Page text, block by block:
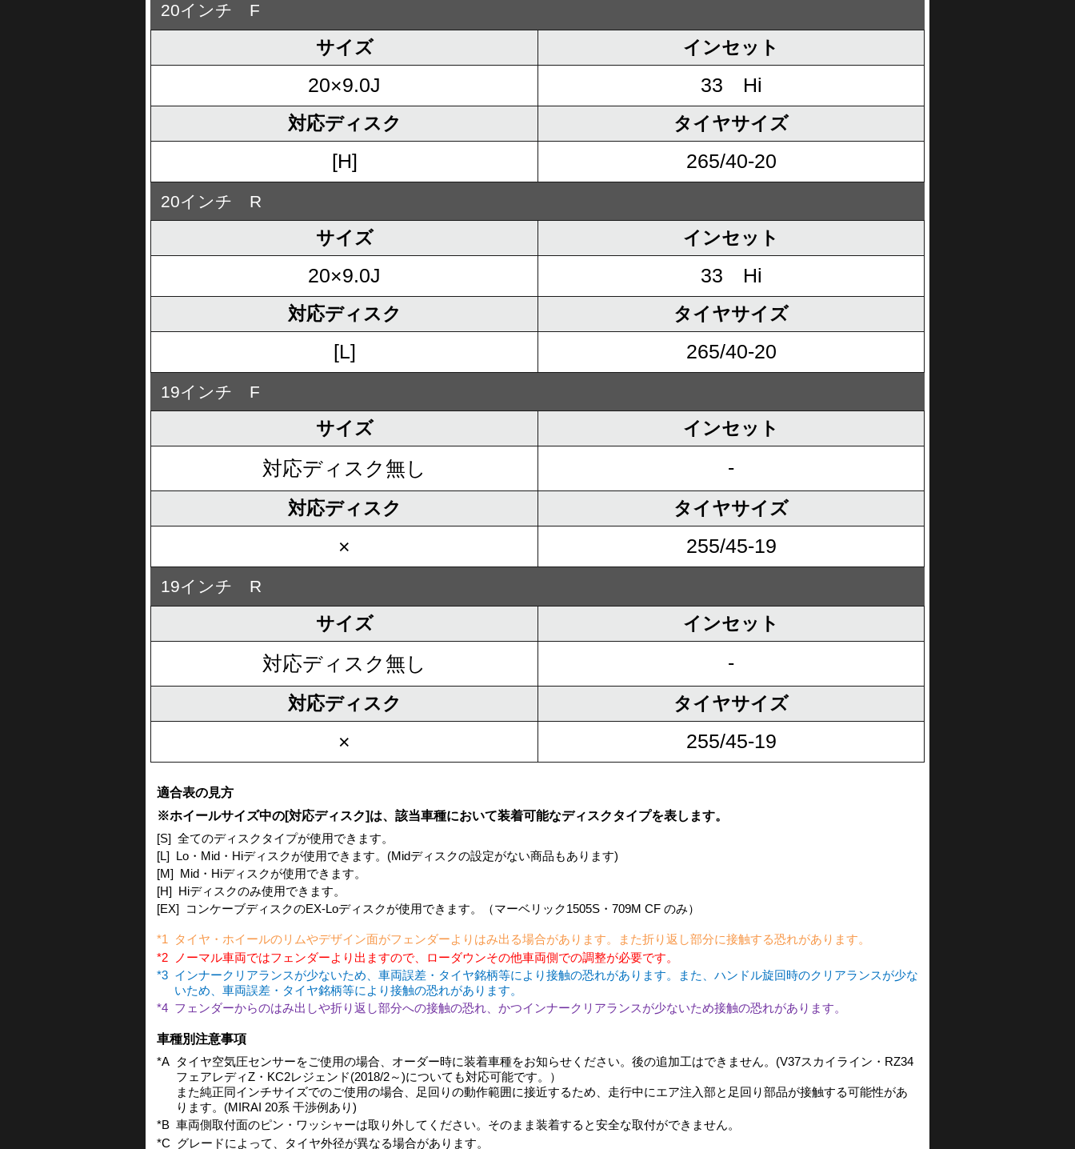
20インチ F
サイズ インセット
20×9.0J 33 Hi
対応ディスク タイヤサイズ
[H] 265/40-20
20インチ R
サイズ インセット
20×9.0J 33 Hi
対応ディスク タイヤサイズ
[L] 265/40-20
19インチ F
サイズ インセット
対応ディスク無し -
対応ディスク タイヤサイズ
× 255/45-19
19インチ R
サイズ インセット
対応ディスク無し -
対応ディスク タイヤサイズ
× 255/45-19
適合表の見方
※ホイールサイズ中の[対応ディスク]は、該当車種において装着可能なディスクタイプを表します。
[S] 全てのディスクタイプが使用できます。
[L] Lo・Mid・Hiディスクが使用できます。(Midディスクの設定がない商品もあります)
[M] Mid・Hiディスクが使用できます。
[H] Hiディスクのみ使用できます。
[EX] コンケーブディスクのEX-Loディスクが使用できます。（マーベリック1505S・709M CF のみ）
*1 タイヤ・ホイールのリムやデザイン面がフェンダーよりはみ出る場合があります。また折り返し部分に接触する恐れがあります。
*2
ノーマル車両ではフェンダーより出ますので、ローダウンその他車両側での調整が必要です。
*3 インナークリアランスが少ないため、車両誤差・タイヤ銘柄等により接触の恐れがあります。また、ハンドル旋回時のクリアランスが少な
いため、車両誤差・タイヤ銘柄等により接触の恐れがあります。
*4 フェンダーからのはみ出しや折り返し部分への接触の恐れ、かつインナークリアランスが少ないため接触の恐れがあります。
車種別注意事項
*A タイヤ空気圧センサーをご使用の場合、オーダー時に装着車種をお知らせください。後の追加工はできません。(V37スカイライン・RZ34
フェアレディZ・KC2レジェンド(2018/2～)についても対応可能です。）
また純正同インチサイズでのご使用の場合、足回りの動作範囲に接近するため、走行中にエア注入部と足回り部品が接触する可能性があ
ります。(MIRAI 20系 干渉例あり)
*B 車両側取付面のピン・ワッシャーは取り外してください。そのまま装着すると安全な取付ができません。
*C グレードによって、タイヤ外径が異なる場合があります。